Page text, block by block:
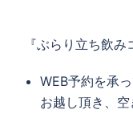
『ぶらり立ち飲
WEB予約を承
お越し頂き、